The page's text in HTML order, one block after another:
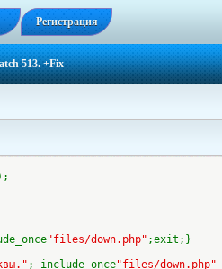
Регистрация
513. +Fix
"files/down.php" ;exit;}
; include_once"files/down.php"